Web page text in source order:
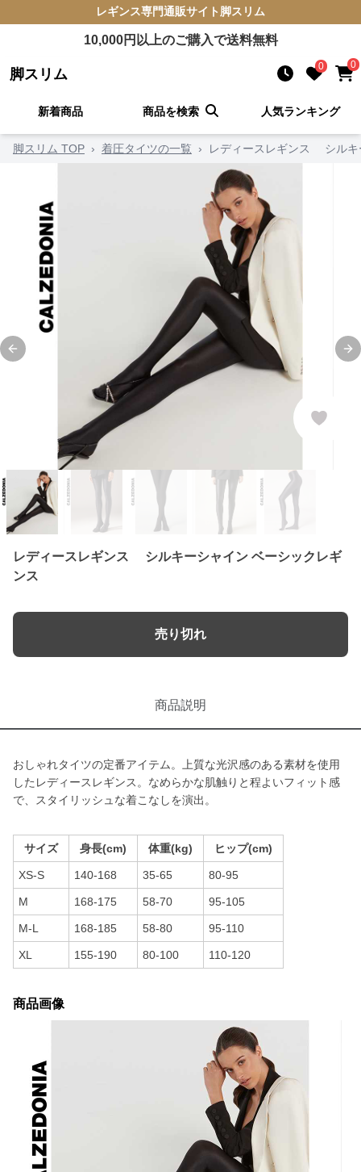
レギンス専門通販サイト 脚スリム
10,000円以上のご購入で送料無料
脚スリム 0 0
新着商品 商品を検索 人気ランキング
脚スリム TOP › 着圧タイツの一覧 › レディースレギンス シルキ
Previous slide
レディースレギンス シルキーシャイン ベーシックレギ
ンス
売り切れ
商品説明
おしゃれタイツの定番アイテム。上質な光沢感のある素材を使用
したレディースレギンス。なめらかな肌触りと程よいフィット感
で、スタイリッシュな着こなしを演出。
サイズ 身長(cm) 体重(kg) ヒップ(cm)
XS-S 140-168 35-65 80-95
M 168-175 58-70 95-105
M-L 168-185 58-80 95-110
XL 155-190 80-100 110-120
商品画像